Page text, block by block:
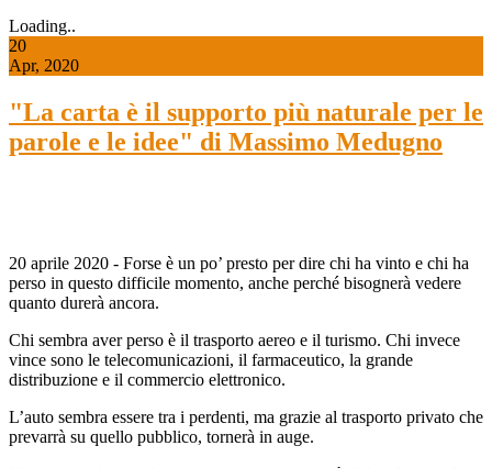
Loading..
20
Apr, 2020
"La carta è il supporto più naturale per le
parole e le idee" di Massimo Medugno
20 aprile 2020 - Forse è un po’ presto per dire chi ha vinto e chi ha
perso in questo difficile momento, anche perché bisognerà vedere
quanto durerà ancora.
Chi sembra aver perso è il trasporto aereo e il turismo. Chi invece
vince sono le telecomunicazioni, il farmaceutico, la grande
distribuzione e il commercio elettronico.
L’auto sembra essere tra i perdenti, ma grazie al trasporto privato che
prevarrà su quello pubblico, tornerà in auge.